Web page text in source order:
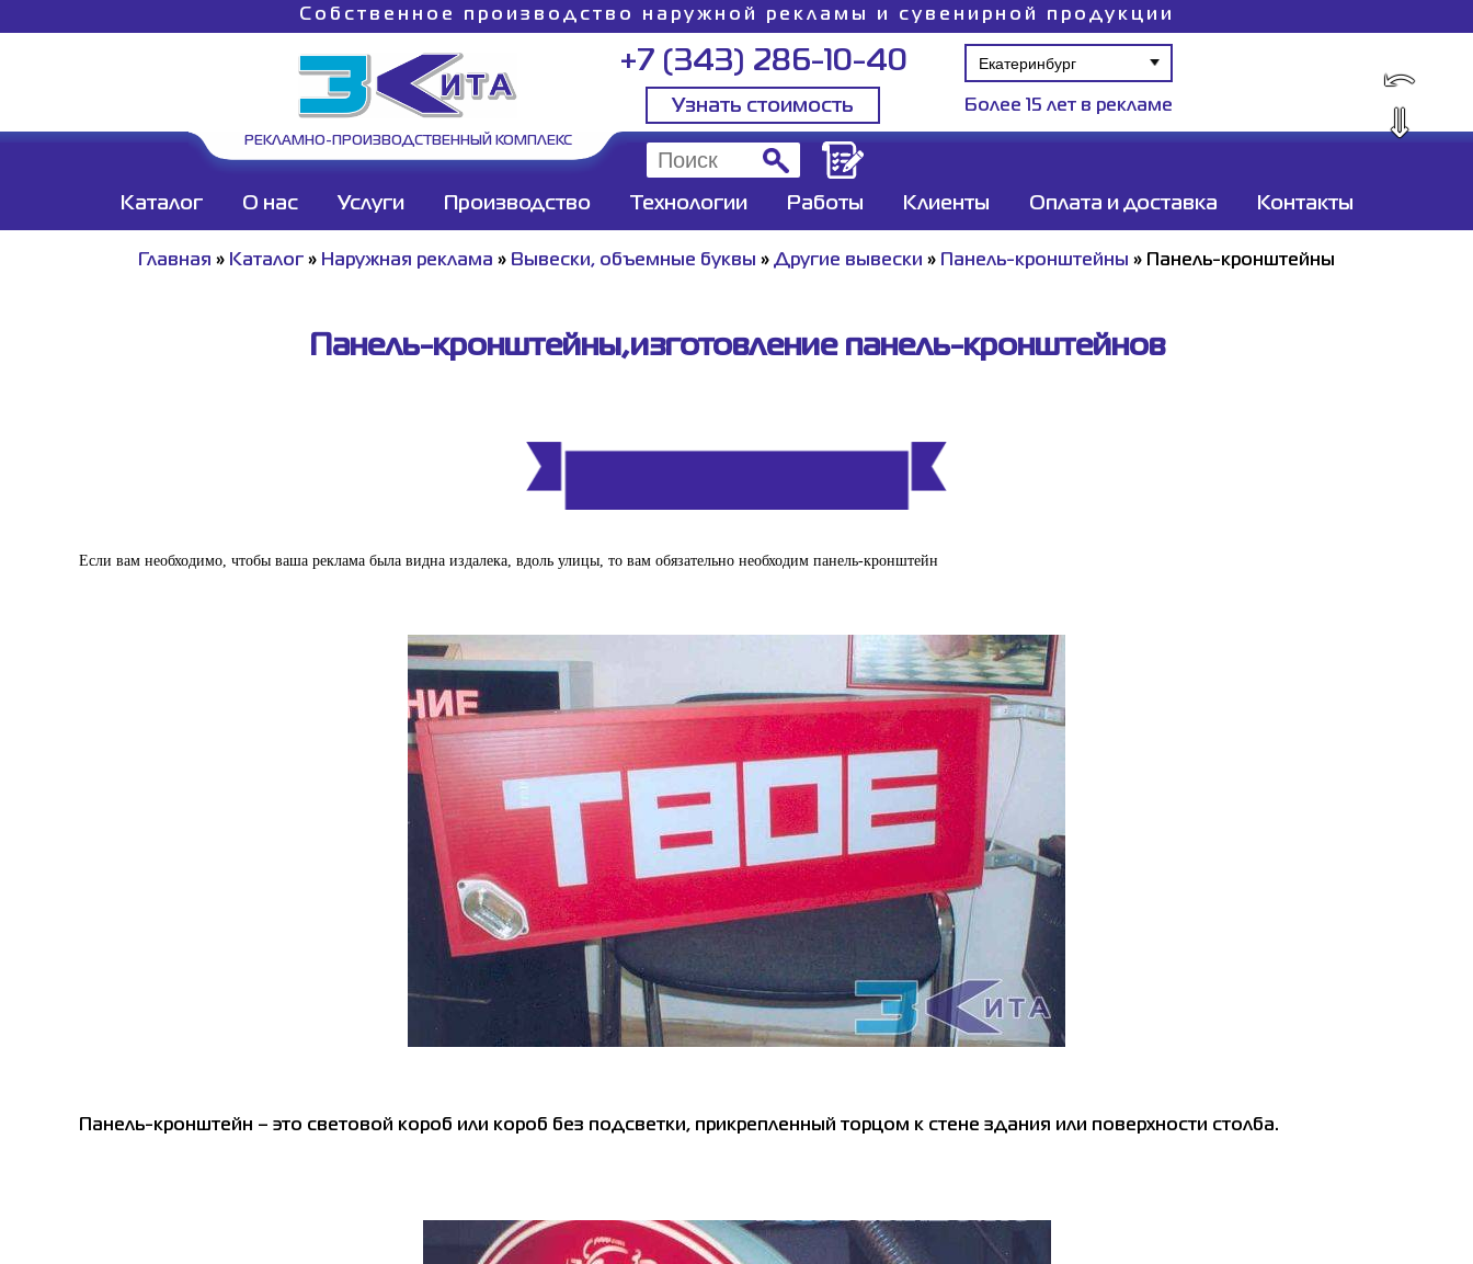
⇓
⤺
Собственное производство наружной рекламы и сувенирной продукции
РЕКЛАМНО-ПРОИЗВОДСТВЕННЫЙ КОМПЛЕКС
+7 (343) 286-10-40
Узнать стоимость Более 15 лет в рекламе
Каталог О нас Услуги Производство Технологии Работы Клиенты Оплата и доставка Контакты
Главная » Каталог » Наружная реклама » Вывески, объемные буквы » Другие вывески » Панель-кронштейны » Панель-кронштейны
Панель-кронштейны,изготовление панель-кронштейнов
Если вам необходимо, чтобы ваша реклама была видна издалека, вдоль улицы, то вам обязательно необходим панель-кронштейн
Панель-кронштейн – это световой короб или короб без подсветки, прикрепленный торцом к стене здания или поверхности столба.